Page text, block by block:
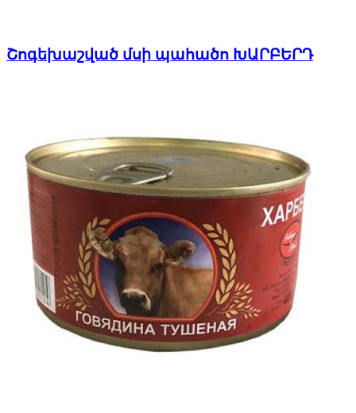
Շոգեխաշված մսի պահածո ԽԱՐԲԵՐԴ